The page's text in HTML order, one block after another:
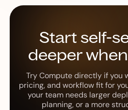
Start self-
deeper
Try Compute directly if you
pricing, and workflow fit for
your team needs larger
planning, or a more